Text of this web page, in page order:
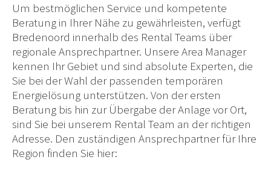
Um bestmöglichen Service und kompetente
Beratung in Ihrer Nähe zu gewährleisten, verfügt
Bredenoord innerhalb des Rental Teams über
regionale Ansprechpartner. Unsere Area Manager
kennen Ihr Gebiet und sind absolute Experten, die
Sie bei der Wahl der passenden temporären
Energielösung unterstützen. Von der ersten
Beratung bis hin zur Übergabe der Anlage vor Ort,
sind Sie bei unserem Rental Team an der richtigen
Adresse. Den zuständigen Ansprechpartner für Ihre
Region finden Sie hier: